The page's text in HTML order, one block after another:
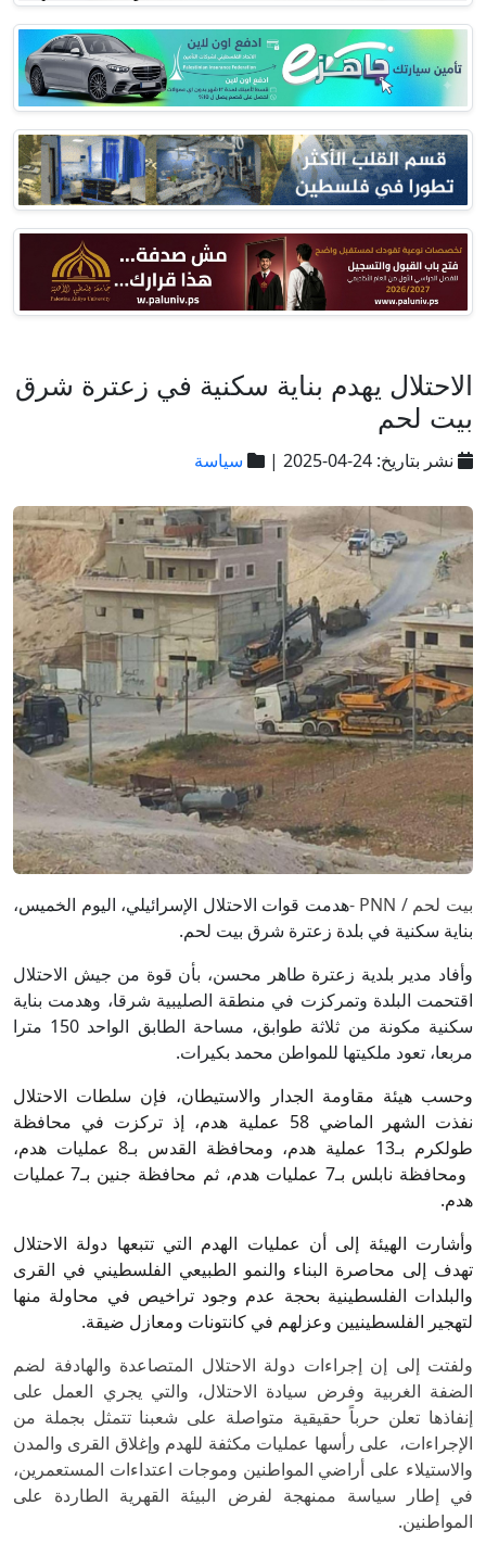
الاحتلال يهدم بناية سكنية في زعترة شرق
بيت لحم
نشر بتاريخ: 24-04-2025 | سياسة
بيت لحم / PNN -
هدمت قوات الاحتلال الإسرائيلي، اليوم الخميس،
بناية سكنية في بلدة زعترة شرق بيت لحم.
وأفاد مدير بلدية زعترة طاهر محسن، بأن قوة من جيش الاحتلال
اقتحمت البلدة وتمركزت في منطقة الصليبية شرقا، وهدمت بناية
سكنية مكونة من ثلاثة طوابق، مساحة الطابق الواحد 150 مترا
مربعا، تعود ملكيتها للمواطن محمد بكيرات.
وحسب هيئة مقاومة الجدار والاستيطان، فإن سلطات الاحتلال
نفذت الشهر الماضي 58 عملية هدم، إذ تركزت في محافظة
طولكرم بـ13 عملية هدم، ومحافظة القدس بـ8 عمليات هدم،
ومحافظة نابلس بـ7 عمليات هدم، ثم محافظة جنين بـ7 عمليات
هدم.
وأشارت الهيئة إلى أن عمليات الهدم التي تتبعها دولة الاحتلال
تهدف إلى محاصرة البناء والنمو الطبيعي الفلسطيني في القرى
والبلدات الفلسطينية بحجة عدم وجود تراخيص في محاولة منها
لتهجير الفلسطينيين وعزلهم في كانتونات ومعازل ضيقة.
ولفتت إلى إن إجراءات دولة الاحتلال المتصاعدة والهادفة لضم
الضفة الغربية وفرض سيادة الاحتلال، والتي يجري العمل على
إنفاذها تعلن حرباً حقيقية متواصلة على شعبنا تتمثل بجملة من
الإجراءات، على رأسها عمليات مكثفة للهدم وإغلاق القرى والمدن
والاستيلاء على أراضي المواطنين وموجات اعتداءات المستعمرين،
في إطار سياسة ممنهجة لفرض البيئة القهرية الطاردة على
المواطنين.